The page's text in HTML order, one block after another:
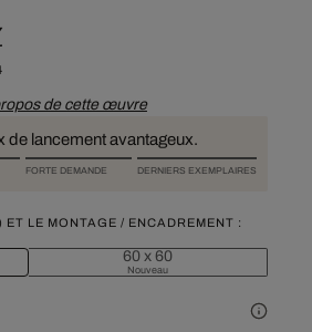
de cette œuvre
de lancement avantageux.
FORTE DEMANDE DERNIERS EXEMPLAIRES
LE MONTAGE / ENCADREMENT :
60 x 60
Nouveau